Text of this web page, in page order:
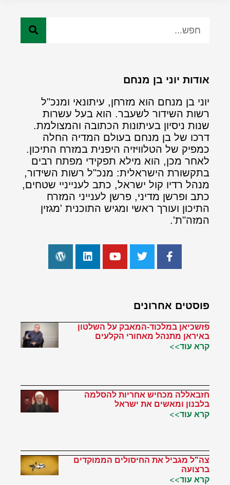
אודות יוני בן מנחם
יוני בן מנחם הוא מזרחן, עיתונאי ומנכ"ל
רשות השידור לשעבר. הוא בעל עשרות
שנות ניסיון בעיתונות הכתובה והמצולמת.
דרכו של בן מנחם בעולם המדיה החלה
כמפיק של הטלוויזיה היפנית במזרח התיכון.
לאחר מכן, הוא מילא תפקידי מפתח רבים
בתקשורת הישראלית: מנכ"ל רשות השידור,
מנהל רדיו קול ישראל, כתב לענייניי שטחים,
כתב ופרשן מדיני, פרשן לענייני המזרח
התיכון ועורך ראשי ומגיש התוכנית 'מגזין
המזה"ת'.
פוסטים אחרונים
פזשכיאן במלכוד-המאבק על השלטון
באיראן מתנהל מאחורי הקלעים
קרא עוד>>
חזבאללה מכחיש אחריות להסלמה
בלבנון ומאשים את ישראל
קרא עוד>>
צה"ל מגביל את החיסולים הממוקדים
ברצועה
קרא עוד>>